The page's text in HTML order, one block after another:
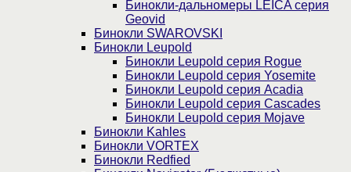
Бинокли-дальномеры LEICA серия
Geovid
Бинокли SWAROVSKI
Бинокли Leupold
Бинокли Leupold серия Rogue
Бинокли Leupold серия Yosemite
Бинокли Leupold серия Acadia
Бинокли Leupold серия Cascades
Бинокли Leupold серия Mojave
Бинокли Kahles
Бинокли VORTEX
Бинокли Redfied